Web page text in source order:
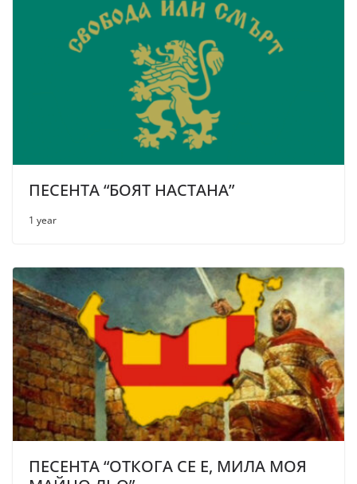
ПЕСЕНТА “БОЯТ НАСТАНА”
1 year
ПЕСЕНТА “ОТКОГА СЕ Е, МИЛА МОЯ